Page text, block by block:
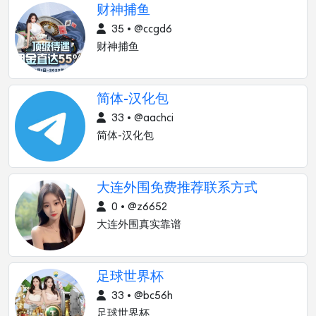
财神捕鱼
35 • @ccgd6
财神捕鱼
简体-汉化包
33 • @aachci
简体-汉化包
大连外围免费推荐联系方式
0 • @z6652
大连外围真实靠谱
足球世界杯
33 • @bc56h
足球世界杯